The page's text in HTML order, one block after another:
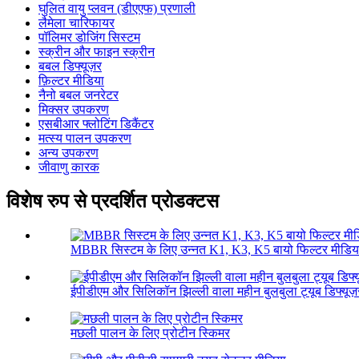
घुलित वायु प्लवन (डीएएफ) प्रणाली
लैमेला चारिफायर
पॉलिमर डोजिंग सिस्टम
स्क्रीन और फाइन स्क्रीन
बबल डिफ्यूज़र
फ़िल्टर मीडिया
नैनो बबल जनरेटर
मिक्सर उपकरण
एसबीआर फ्लोटिंग डिकैंटर
मत्स्य पालन उपकरण
अन्य उपकरण
जीवाणु कारक
विशेष रुप से प्रदर्शित प्रोडक्टस
MBBR सिस्टम के लिए उन्नत K1, K3, K5 बायो फिल्टर
ईपीडीएम और सिलिकॉन झिल्ली वाला महीन बुलबुला ट्यूब
मछली पालन के लिए प्रोटीन स्किमर